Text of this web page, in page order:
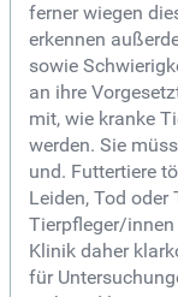
ferner wiegen
erkennen
sowie
an ihre
mit, wie kranke
werden. Sie
und. Futtertiere
Leiden, Tod oder
Tierpfleger/
Klinik daher
für